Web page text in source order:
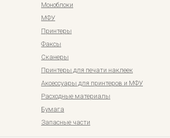
Моноблоки
МФУ
Принтеры
Факсы
Сканеры
Принтеры для печати наклеек
Аксессуары для принтеров и МФУ
Расходные материалы
Бумага
Запасные части